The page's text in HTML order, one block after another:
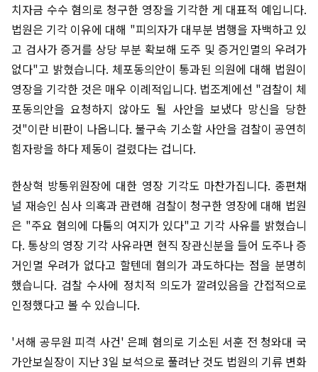
치자금 수수 혐의로 청구한 영장을 기각한 게 대표적 예입니다.
법원은 기각 이유에 대해 "피의자가 대부분 범행을 자백하고 있
고 검사가 증거를 상당 부분 확보해 도주 및 증거인멸의 우려가
없다"고 밝혔습니다. 체포동의안이 통과된 의원에 대해 법원이
영장을 기각한 것은 매우 이례적입니다. 법조계에선 "검찰이 체
포동의안을 요청하지 않아도 될 사안을 보냈다 망신을 당한
것"이란 비판이 나옵니다. 불구속 기소할 사안을 검찰이 공연히
힘자랑을 하다 제동이 걸렸다는 겁니다.
한상혁 방통위원장에 대한 영장 기각도 마찬가집니다. 종편채
널 재승인 심사 의혹과 관련해 검찰이 청구한 영장에 대해 법원
은 "주요 혐의에 다툼의 여지가 있다"고 기각 사유를 밝혔습니
다. 통상의 영장 기각 사유라면 현직 장관신분을 들어 도주나 증
거인멸 우려가 없다고 할텐데 혐의가 과도하다는 점을 분명히
했습니다. 검찰 수사에 정치적 의도가 깔려있음을 간접적으로
인정했다고 볼 수 있습니다.
'서해 공무원 피격 사건' 은폐 혐의로 기소된 서훈 전 청와대 국
가안보실장이 지난 3일 보석으로 풀려난 것도 법원의 기류 변화